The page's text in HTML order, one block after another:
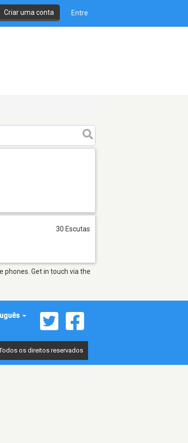
Criar uma conta Entre
30 Escutas
phones. Get in touch via the
os direitos reservados